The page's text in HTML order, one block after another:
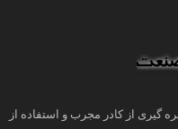
آریان صنعت در سال 1376 با بهره گیری از کادر مجرب و استفاده از